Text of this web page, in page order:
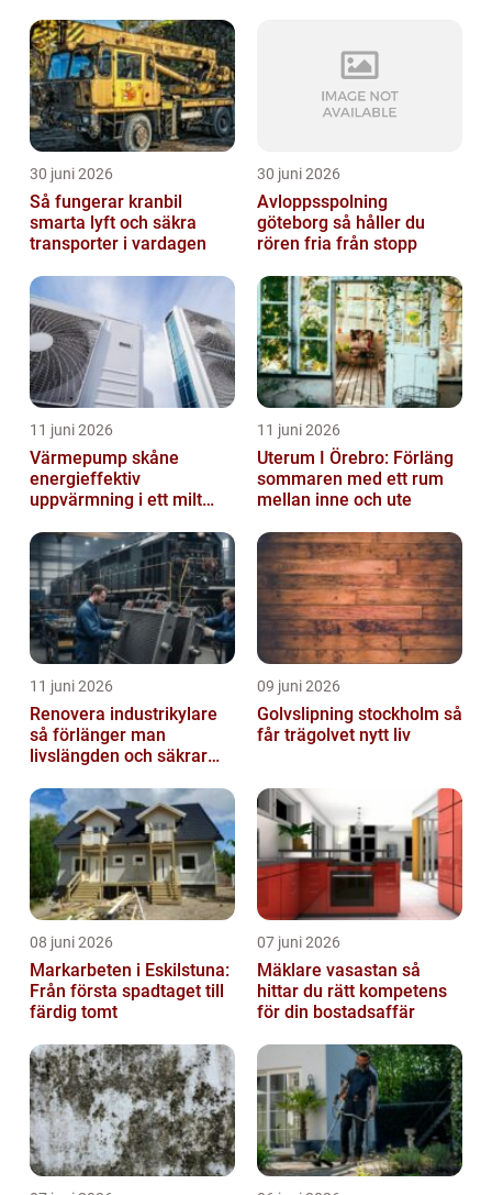
30 juni 2026
Så fungerar kranbil
smarta lyft och säkra
transporter i vardagen
30 juni 2026
Avloppsspolning
göteborg så håller du
rören fria från stopp
11 juni 2026
Värmepump skåne
energieffektiv
uppvärmning i ett milt
11 juni 2026
Uterum I Örebro: Förläng
sommaren med ett rum
mellan inne och ute
11 juni 2026
Renovera industrikylare
så förlänger man
livslängden och säkrar
09 juni 2026
Golvslipning stockholm så
får trägolvet nytt liv
08 juni 2026
Markarbeten i Eskilstuna:
Från första spadtaget till
färdig tomt
07 juni 2026
Mäklare vasastan så
hittar du rätt kompetens
för din bostadsaffär